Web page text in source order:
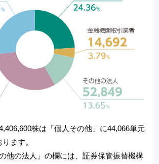
株は「個人その他」に44,066単元
ます。
他の法人」の欄には、証券保管振替機構